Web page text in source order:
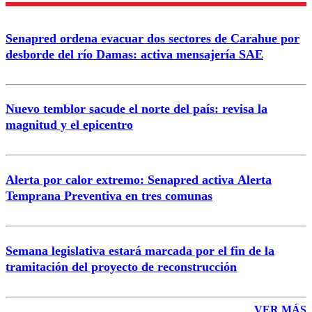
Correo
Senapred ordena evacuar dos sectores de Carahue por
desborde del río Damas: activa mensajería SAE
Nuevo temblor sacude el norte del país: revisa la
magnitud y el epicentro
Alerta por calor extremo: Senapred activa Alerta
Temprana Preventiva en tres comunas
Semana legislativa estará marcada por el fin de la
tramitación del proyecto de reconstrucción